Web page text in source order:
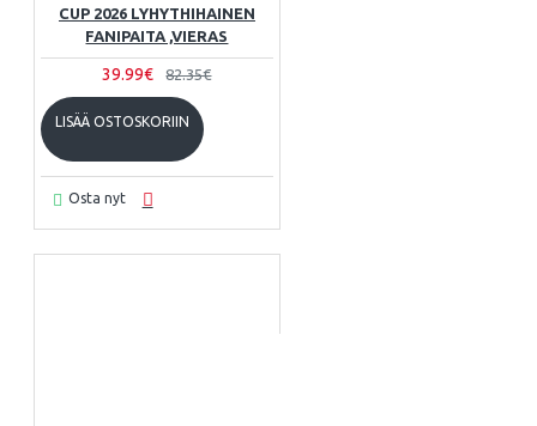
CUP 2026 LYHYTHIHAINEN
FANIPAITA ,VIERAS
39.99€ 82.35€
LISÄÄ OSTOSKORIIN
Osta nyt